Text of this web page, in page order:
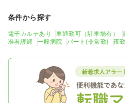
条件から探す
電子カルテあり 車通勤可（駐車場有）
准看護師
一般病院 パート(非常勤) 夜